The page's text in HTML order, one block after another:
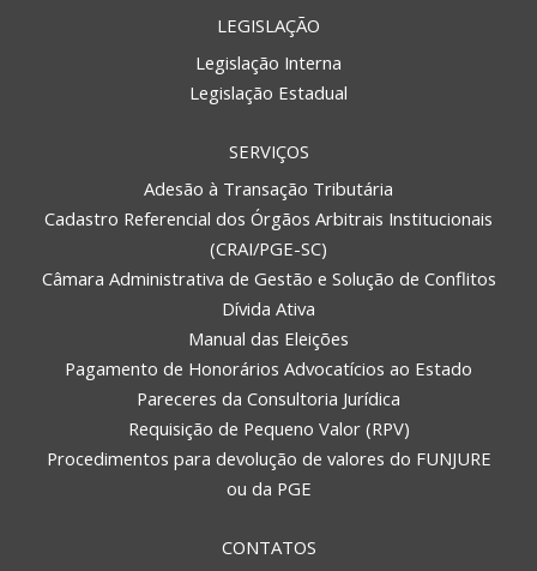
LEGISLAÇÃO
Legislação Interna
Legislação Estadual
SERVIÇOS
Adesão à Transação Tributária
Cadastro Referencial dos Órgãos Arbitrais Institucionais
(CRAI/PGE-SC)
Câmara Administrativa de Gestão e Solução de Conflitos
Dívida Ativa
Manual das Eleições
Pagamento de Honorários Advocatícios ao Estado
Pareceres da Consultoria Jurídica
Requisição de Pequeno Valor (RPV)
Procedimentos para devolução de valores do FUNJURE
ou da PGE
CONTATOS